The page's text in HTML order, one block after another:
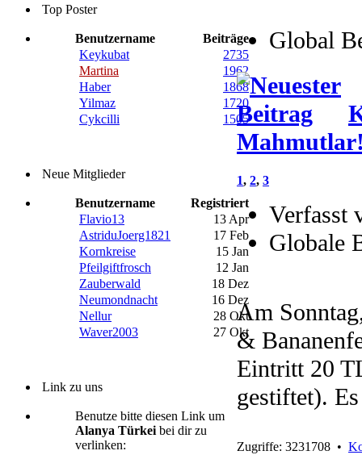
Top Poster
Benutzername
Beiträge
Keykubat
2735
Martina
1962
Haber
1868
Yilmaz
1720
Cykcilli
1505
Neue Mitglieder
Benutzername
Registriert
Flavio13
13 Apr
AstriduJoerg1821
17 Feb
Kornkreise
15 Jan
Pfeilgiftfrosch
12 Jan
Zauberwald
18 Dez
Neumondnacht
16 Dez
Nellur
28 Okt
Waver2003
27 Okt
Link zu uns
Benutze bitte diesen Link um
Alanya Türkei bei dir zu
verlinken:
Global
1, 2, 3
Verfasst
Globale
Am
&
Eintritt 20
gestiftet).
Zugriffe: 3231708 •